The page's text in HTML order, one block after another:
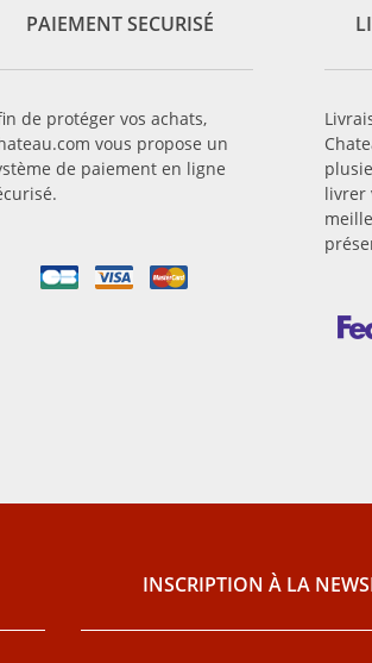
PAIEMENT SECURISÉ
de protéger vos achats,
vous propose un
de paiement en ligne
livrer
INSCRIPTION À LA